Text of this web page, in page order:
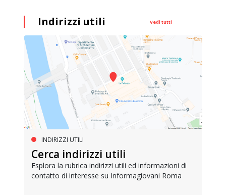
Indirizzi utili Vedi tutti
INDIRIZZI UTILI
Cerca indirizzi utili
Esplora la rubrica indirizzi utili ed informazioni di
contatto di interesse su Informagiovani Roma